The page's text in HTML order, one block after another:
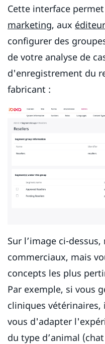
Cette interface
marketing, aux
configurer des
de votre analyse de
d'enregistrement du
fabricant :
Sur l’image ci-
commerciaux, mais
concepts les plus
Par exemple, si vous
cliniques
vous d'adapter
du type d’animal